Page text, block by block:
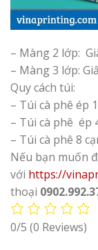
– Màng 2 lớp:
– Màng 3 lớp:
Quy cách túi:
– Túi cà phê ép
– Túi cà phê ép
– Túi cà phê 8
Nếu bạn muốn
với https://
thoại
0/5 (0 Reviews)